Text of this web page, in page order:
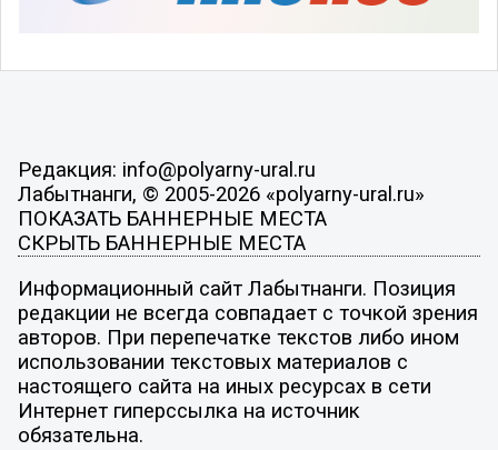
Редакция: info@polyarny-ural.ru
Лабытнанги, © 2005-2026 «polyarny-ural.ru»
ПОКАЗАТЬ БАННЕРНЫЕ МЕСТА
СКРЫТЬ БАННЕРНЫЕ МЕСТА
Информационный сайт Лабытнанги. Позиция
редакции не всегда совпадает с точкой зрения
авторов. При перепечатке текстов либо ином
использовании текстовых материалов с
настоящего сайта на иных ресурсах в сети
Интернет гиперссылка на источник
обязательна.